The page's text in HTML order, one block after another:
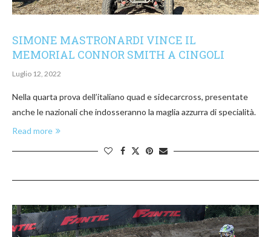
SIMONE MASTRONARDI VINCE IL
MEMORIAL CONNOR SMITH A CINGOLI
Luglio 12, 2022
Nella quarta prova dell’italiano quad e sidecarcross, presentate
anche le nazionali che indosseranno la maglia azzurra di specialità.
Read more